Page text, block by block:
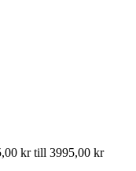
kr till 3995,00 kr